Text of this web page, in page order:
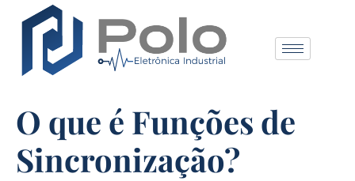
O que é Funções de
Sincronização?